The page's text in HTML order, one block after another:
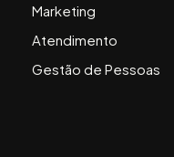
Marketing
Atendimento
Gestão de Pessoas